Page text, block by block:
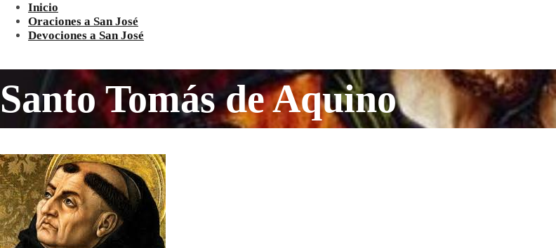
Inicio
Oraciones a San José
Devociones a San José
Santo Tomás de Aquino